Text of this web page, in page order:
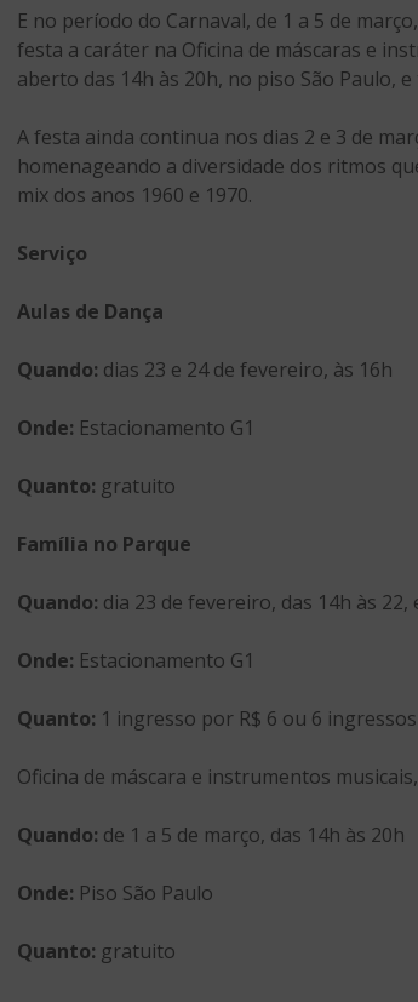
E no período do Carnaval, de 1 a 5 de
festa a caráter na Oficina de máscaras e
aberto das 14h às 20h, no piso São Paulo,
A festa ainda continua nos dias 2 e 3 de
homenageando a diversidade dos ritmos
mix dos anos 1960 e 1970.
Serviço
Aulas de Dança
Quando: dias 23 e 24 de fevereiro, às 16h
Onde: Estacionamento G1
Quanto: gratuito
Família no Parque
Quando: dia 23 de fevereiro, das 14h às
Onde: Estacionamento G1
Quanto: 1 ingresso por R$ 6 ou 6
Oficina de máscara e instrumentos
Quando: de 1 a 5 de março, das 14h às 20h
Onde: Piso São Paulo
Quanto: gratuito